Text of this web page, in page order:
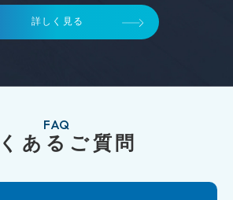
詳しく見る
FAQ
あるご質問